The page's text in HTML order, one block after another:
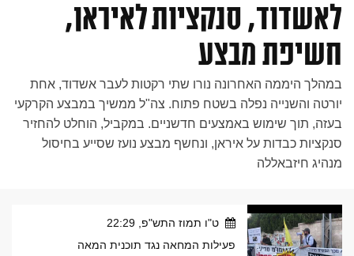
לאשדוד, סנקציות לאיראן,
חשיפת מבצע
במהלך היממה האחרונה נורו שתי רקטות לעבר אשדוד, אחת
יורטה והשנייה נפלה בשטח פתוח. צה"ל ממשיך במבצע הקרקעי
בעזה, תוך שימוש באמצעים חדשניים. במקביל, הוחלט להחזיר
סנקציות כבדות על איראן, ונחשף מבצע נועז שסייע בחיסול
מנהיג חיזבאללה
ט"ו תמוז התש"פ, 22:29
פעילות המחאה נגד תוכנית המאה